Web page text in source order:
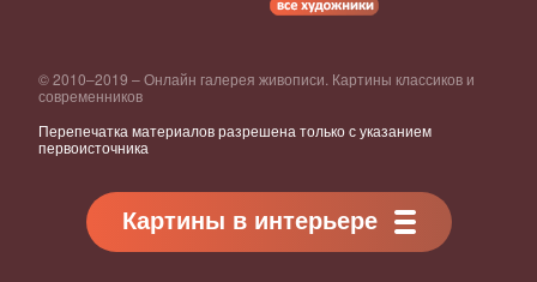
© 2010–2019 – Онлайн галерея живописи. Картины классиков и
современников
Перепечатка материалов разрешена только с указанием
первоисточника
Картины в интерьере